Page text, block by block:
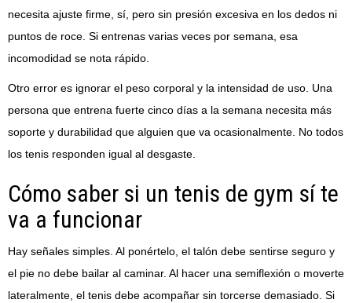
necesita ajuste firme, sí, pero sin presión excesiva en los dedos ni
puntos de roce. Si entrenas varias veces por semana, esa
incomodidad se nota rápido.
Otro error es ignorar el peso corporal y la intensidad de uso. Una
persona que entrena fuerte cinco días a la semana necesita más
soporte y durabilidad que alguien que va ocasionalmente. No todos
los tenis responden igual al desgaste.
Cómo saber si un tenis de gym sí te
va a funcionar
Hay señales simples. Al ponértelo, el talón debe sentirse seguro y
el pie no debe bailar al caminar. Al hacer una semiflexión o moverte
lateralmente, el tenis debe acompañar sin torcerse demasiado. Si